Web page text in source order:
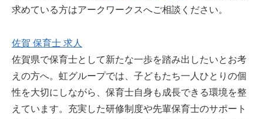
求めている方はアークワークスへご相談ください。
佐賀 保育士 求人
佐賀県で保育士として新たな一歩を踏み出したいとお考
えの方へ。虹グループでは、子どもたち一人ひとりの個
性を大切にしながら、保育士自身も成長できる環境を整
えています。充実した研修制度や先輩保育士のサポート